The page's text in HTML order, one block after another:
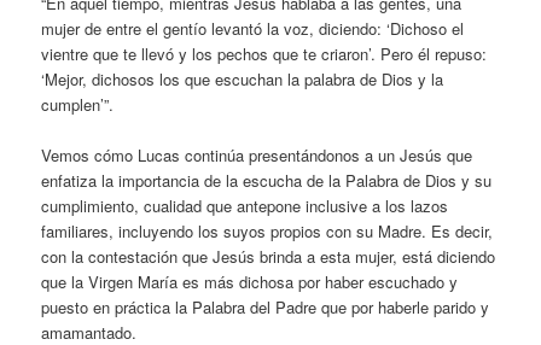
mujer de entre el gentío levantó la voz, diciendo: ‘Dichoso el
vientre que te llevó y los pechos que te criaron’. Pero él repuso:
‘Mejor, dichosos los que escuchan la palabra de Dios y la
cumplen’”.
Vemos cómo Lucas continúa presentándonos a un Jesús que
enfatiza la importancia de la escucha de la Palabra de Dios y su
cumplimiento, cualidad que antepone inclusive a los lazos
familiares, incluyendo los suyos propios con su Madre. Es decir,
con la contestación que Jesús brinda a esta mujer, está diciendo
que la Virgen María es más dichosa por haber escuchado y
puesto en práctica la Palabra del Padre que por haberle parido y
amamantado.